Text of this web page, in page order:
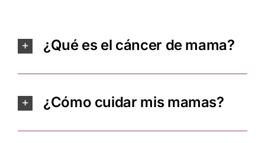
¿Qué es el cáncer de mama?
¿Cómo cuidar mis mamas?